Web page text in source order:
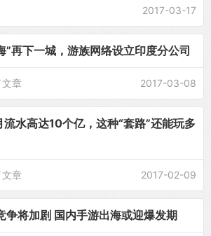
2017-03-17
”再下一城，游族网络设立印度分公司
文章 2017-03-08
水高达10个亿，这种“套路”还能玩多
文章 2017-02-09
争将加剧 国内手游出海或迎爆发期